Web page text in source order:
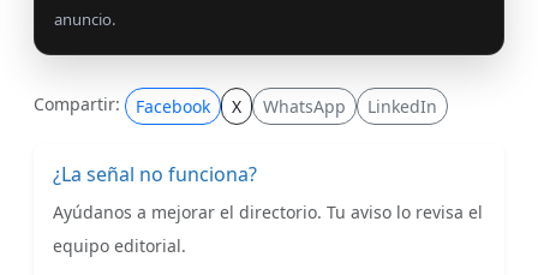
anuncio.
Compartir: Facebook X WhatsApp LinkedIn
¿La señal no funciona?
Ayúdanos a mejorar el directorio. Tu aviso lo revisa el
equipo editorial.